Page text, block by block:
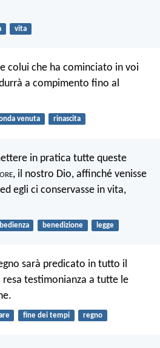
vita
colui che ha cominciato in voi
a compimento fino al
venuta rinascita
in pratica tutte queste
, il nostro Dio, affinché venisse
egli ci conservasse in vita,
benedizione legge
sarà predicato in tutto il
testimonianza a tutte le
fine dei tempi regno